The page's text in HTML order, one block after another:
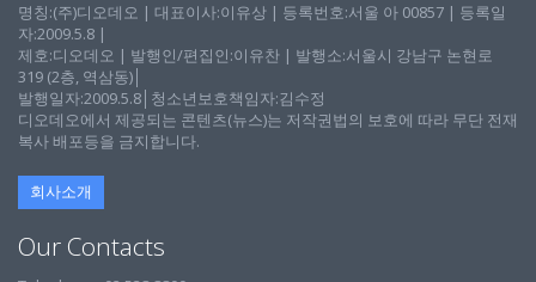
명칭:(주)디오데오 | 대표이사:이유상 | 등록번호:서울 아 00857 | 등록일
자:2009.5.8 |
제호:디오데오 | 발행인/편집인:이유찬 | 발행소:서울시 강남구 논현로
319 (2층, 역삼동)│
발행일자:2009.5.8│청소년보호책임자:김수정
디오데오에서 제공되는 콘텐츠(뉴스)는 저작권법의 보호에 따라 무단 전재
복사 배포등을 금지합니다.
회사소개
Our Contacts